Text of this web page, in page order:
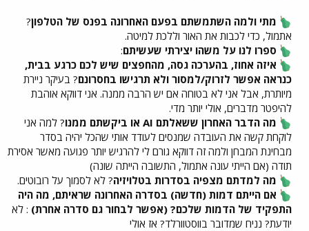
מתי ולמה השתמשתם בפעם האחרונה בפנס של הטלפון?
אתמול, כדי לכבות את האור וללכת למיטה.
ספרו לנו על משהו יצירתי שעשיתם:
איזה אחוז, בהערכה גסה, מהחפצים שיש לכם כרגע בבית,
כנראה אפשר לזרוק/למסור ולא תרגישו בחסרונם? בעיקר ניירת
מיותרת, אבל אני לא בטוחה אם יש הרבה ממנה. אני דווקא אוהבת
להיפטר מדברים, אולי יותר מדי.
מה הדבר האחרון ששאלתם AI או ביקשתם ממנו
? למה אני
לוקחת קשה את העובדה שמנסים לעודד אותי שהכל יהיה בסדר
מבחינת המבחן ולמה זה דווקא גורם לי להרגיש יותר פגועה מאשר אסירת
תודה (אם הייתי עונה אתמול, התשובה הייתה שונה)
מה למדתם מצפיה בסדרות בטלויזיה? לא לסמוך על רובוטים.
אם הייתם דמות (חדשה) בסדרה האחרונה שראיתם, מה היה
התפקיד של הדמות שלכם? (אפשר לבחור גם סדרה אחרת) : לא
יודעת? נניח שמדובר בווסטוורלד? אז אולי